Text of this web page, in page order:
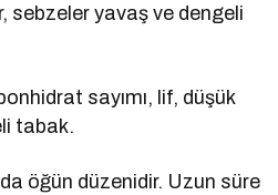
sebzeler yavaş ve dengeli
sayımı, lif, düşük
tabak.
öğün düzenidir. Uzun süre